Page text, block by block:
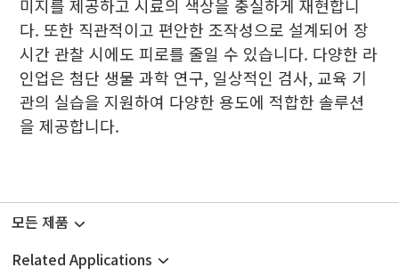
미지를 제공하고 시료의 색상을 충실하게 재현합니
다. 또한 직관적이고 편안한 조작성으로 설계되어 장
시간 관찰 시에도 피로를 줄일 수 있습니다. 다양한 라
인업은 첨단 생물 과학 연구, 일상적인 검사, 교육 기
관의 실습을 지원하여 다양한 용도에 적합한 솔루션
을 제공합니다.
모든 제품
Related Applications